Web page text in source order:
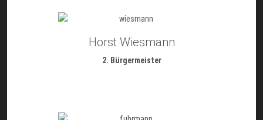
Horst Wiesmann
2. Bürgermeister